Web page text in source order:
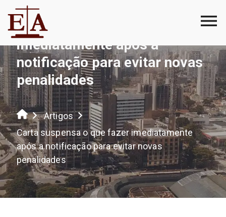
Carta suspensa o que fazer
imediatamente após a
notificação para evitar novas
penalidades
Artigos
Carta suspensa o que fazer imediatamente
após a notificação para evitar novas
penalidades